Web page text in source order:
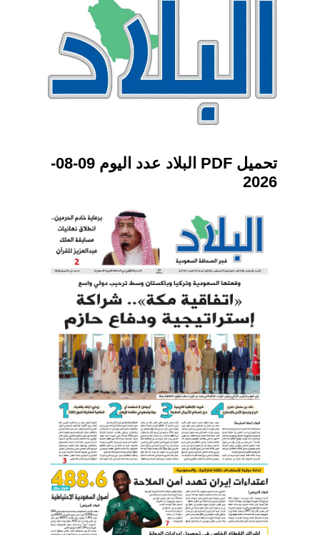
تحميل PDF البلاد عدد اليوم 09-08-
2026